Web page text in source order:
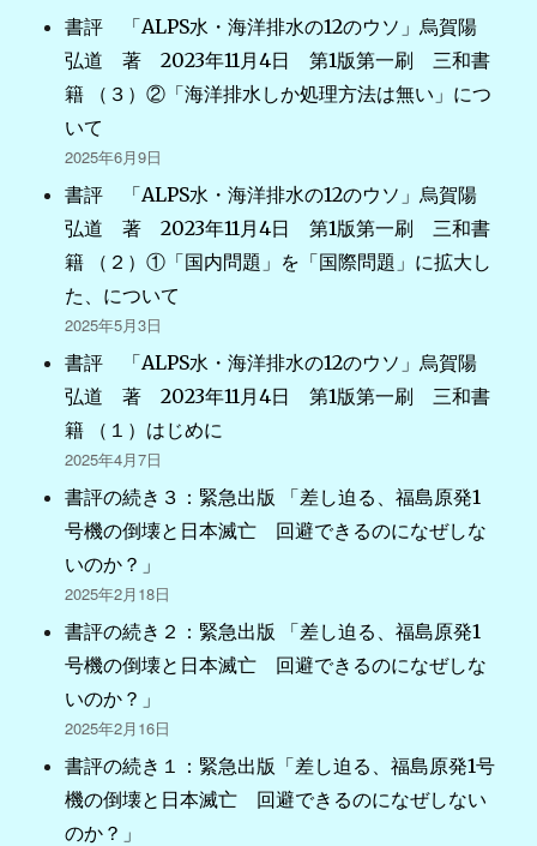
シ
ョ
ン
書評 「ALPS水・海洋排水の12のウソ」烏賀陽
弘道 著 2023年11月4日 第1版第一刷 三和書
籍 （３）②「海洋排水しか処理方法は無い」につ
いて
2025年6月9日
書評 「ALPS水・海洋排水の12のウソ」烏賀陽
弘道 著 2023年11月4日 第1版第一刷 三和書
籍 （２）①「国内問題」を「国際問題」に拡大し
た、について
2025年5月3日
書評 「ALPS水・海洋排水の12のウソ」烏賀陽
弘道 著 2023年11月4日 第1版第一刷 三和書
籍 （１）はじめに
2025年4月7日
書評の続き３：緊急出版 「差し迫る、福島原発1
号機の倒壊と日本滅亡 回避できるのになぜしな
いのか？」
2025年2月18日
書評の続き２：緊急出版 「差し迫る、福島原発1
号機の倒壊と日本滅亡 回避できるのになぜしな
いのか？」
2025年2月16日
書評の続き１：緊急出版「差し迫る、福島原発1号
機の倒壊と日本滅亡 回避できるのになぜしない
のか？」